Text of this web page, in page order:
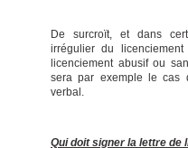
De surcroït, et dans
irrégulier du
licenciement abusif ou
sera par exemple le cas
verbal.
Qui doit signer la lettre de